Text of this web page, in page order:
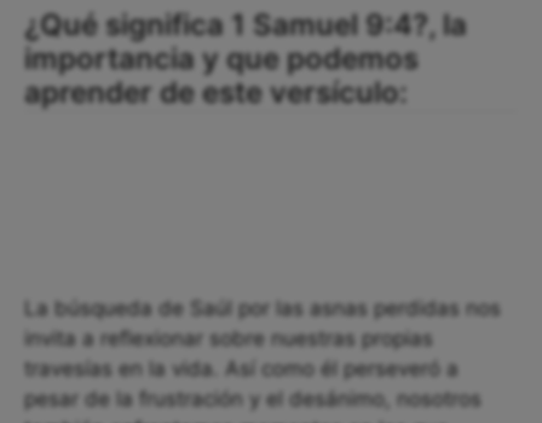
¿Qué significa 1 Samuel 9:4?, la
importancia y que podemos
aprender de este versículo:
La búsqueda de Saúl por las asnas perdidas nos
invita a reflexionar sobre nuestras propias
travesías en la vida. Así como él perseveró a
pesar de la frustración y el desánimo, nosotros